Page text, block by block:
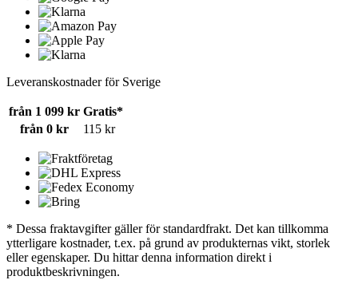
Leveranskostnader för Sverige
från 1 099 kr Gratis*
från 0 kr
115 kr
* Dessa fraktavgifter gäller för standardfrakt. Det kan tillkomma
ytterligare kostnader, t.ex. på grund av produkternas vikt, storlek
eller egenskaper. Du hittar denna information direkt i
produktbeskrivningen.